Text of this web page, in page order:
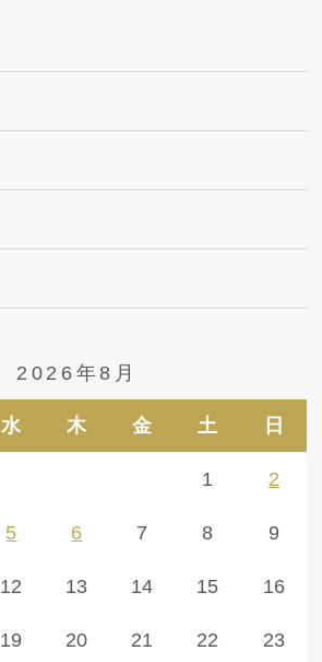
2026年8月
水 木 金 土 日
1 2
5 6 7 8 9
12 13 14 15 16
19 20 21 22 23